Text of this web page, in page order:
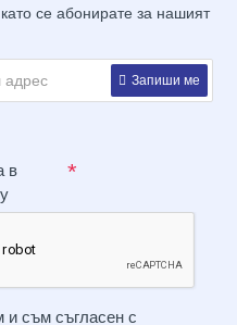
се абонирате за нашият
Запиши ме
в
и съм съгласен с